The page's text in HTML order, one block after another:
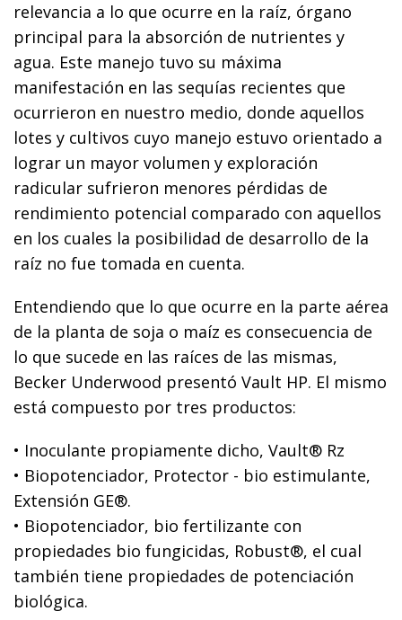
relevancia a lo que ocurre en la raíz, órgano
principal para la absorción de nutrientes y
agua. Este manejo tuvo su máxima
manifestación en las sequías recientes que
ocurrieron en nuestro medio, donde aquellos
lotes y cultivos cuyo manejo estuvo orientado a
lograr un mayor volumen y exploración
radicular sufrieron menores pérdidas de
rendimiento potencial comparado con aquellos
en los cuales la posibilidad de desarrollo de la
raíz no fue tomada en cuenta.
Entendiendo que lo que ocurre en la parte aérea
de la planta de soja o maíz es consecuencia de
lo que sucede en las raíces de las mismas,
Becker Underwood presentó Vault HP. El mismo
está compuesto por tres productos:
• Inoculante propiamente dicho, Vault® Rz
• Biopotenciador, Protector - bio estimulante,
Extensión GE®.
• Biopotenciador, bio fertilizante con
propiedades bio fungicidas, Robust®, el cual
también tiene propiedades de potenciación
biológica.